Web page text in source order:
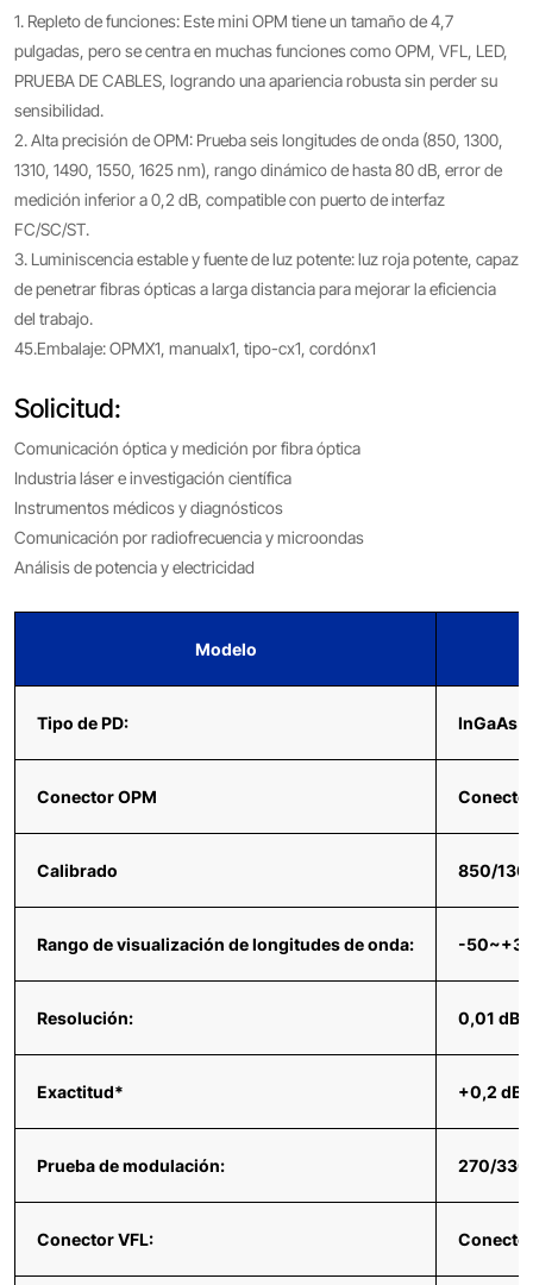
1. Repleto de funciones: Este mini OPM tiene un tamaño de 4,7
pulgadas, pero se centra en muchas funciones como OPM, VFL, LED,
PRUEBA DE CABLES, logrando una apariencia robusta sin perder su
sensibilidad.
2. Alta precisión de OPM: Prueba seis longitudes de onda (850, 1300,
1310, 1490, 1550, 1625 nm), rango dinámico de hasta 80 dB, error de
medición inferior a 0,2 dB, compatible con puerto de interfaz
FC/SC/ST.
3. Luminiscencia estable y fuente de luz potente: luz roja potente, capaz
de penetrar fibras ópticas a larga distancia para mejorar la eficiencia
del trabajo.
45.Embalaje: OPMX1, manualx1, tipo-cx1, cordónx1
Solicitud:
Comunicación óptica y medición por fibra óptica
Industria láser e investigación científica
Instrumentos médicos y diagnósticos
Comunicación por radiofrecuencia y microondas
Análisis de potencia y electricidad
Modelo
Tipo de PD: InGaAs
Conector OPM
Calibrado 850/
Rango de visualización de longitudes de onda: -
Resolución: 0,01 dB
Exactitud* +0,2 dB
Prueba de modulación: 270/
Conector VFL: